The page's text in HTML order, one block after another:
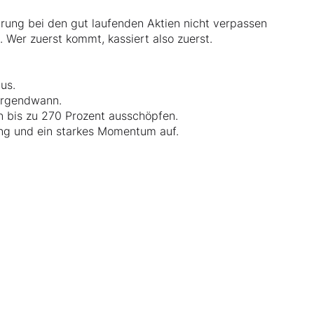
bei den gut laufenden Aktien nicht verpassen
zuerst kommt, kassiert also zuerst.
bis zu 270 Prozent ausschöpfen.
und ein starkes Momentum auf.